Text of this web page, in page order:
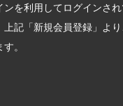
ンを利用してログインさ
上記「新規会員登録」よ
。